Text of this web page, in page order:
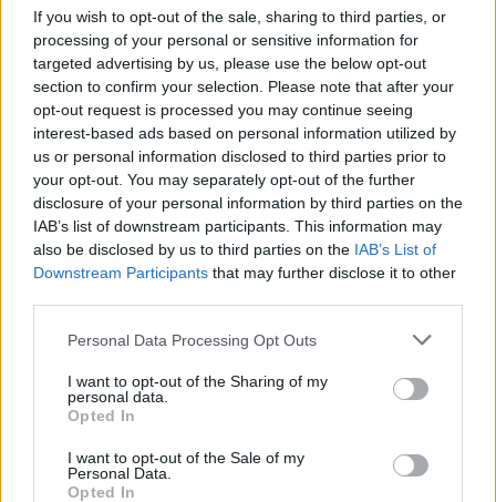
If you wish to opt-out of the sale, sharing to third parties, or
processing of your personal or sensitive information for
targeted advertising by us, please use the below opt-out
section to confirm your selection. Please note that after your
opt-out request is processed you may continue seeing
interest-based ads based on personal information utilized by
us or personal information disclosed to third parties prior to
your opt-out. You may separately opt-out of the further
disclosure of your personal information by third parties on the
IAB’s list of downstream participants. This information may
also be disclosed by us to third parties on the IAB’s List of
Downstream Participants that may further disclose it to other
Personal Data Processing Opt Outs
I want to opt-out of the Sharing of my
personal data.
Opted In
I want to opt-out of the Sale of my
Personal Data.
Opted In
išmanusis telefonas – tai
ne „Samsung“ ir ne
„Xiaomi“
šių pakeitimų vėl veikia
kaip naujas
NAUJI